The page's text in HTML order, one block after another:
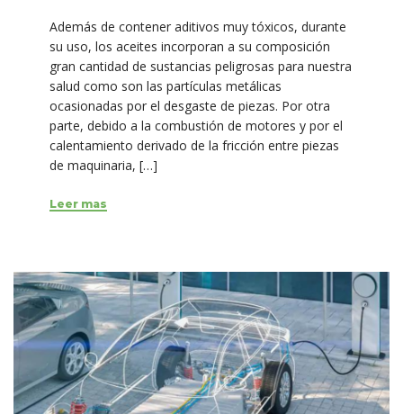
Además de contener aditivos muy tóxicos, durante
su uso, los aceites incorporan a su composición
gran cantidad de sustancias peligrosas para nuestra
salud como son las partículas metálicas
ocasionadas por el desgaste de piezas. Por otra
parte, debido a la combustión de motores y por el
calentamiento derivado de la fricción entre piezas
de maquinaria, […]
Leer mas